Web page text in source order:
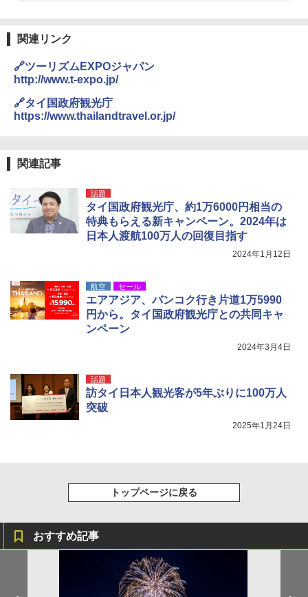
付き ヒグマ・イノシシ対策 自治体・教育機
関の購入実績 登山・キャンプ・アウトドア・
防災用品 長期保存可能 緊急時用 日本国内発
送
￥3,680
￥14,800
着替えテント トイレテント 透けない【換気
通気窓付き】収納袋付き UVカット 防水 防災
￥3,080
関連リンク
🔗ツーリズムEXPOジャパン
http://www.t-expo.jp/
🔗タイ国政府観光庁
https://www.thailandtravel.or.jp/
関連記事
話題
タイ国政府観光庁、約1万6000円相当の
特典もらえる新キャンペーン。2024年は
日本人渡航100万人の回復目指す
2024年1月12日
航空 セール
エアアジア、バンコク行き片道1万5990
円から。タイ国政府観光庁との共同キャ
ンペーン
2024年3月4日
話題
訪タイ日本人観光客が5年ぶりに100万人
突破
2025年1月24日
トップページに戻る
おすすめ記事